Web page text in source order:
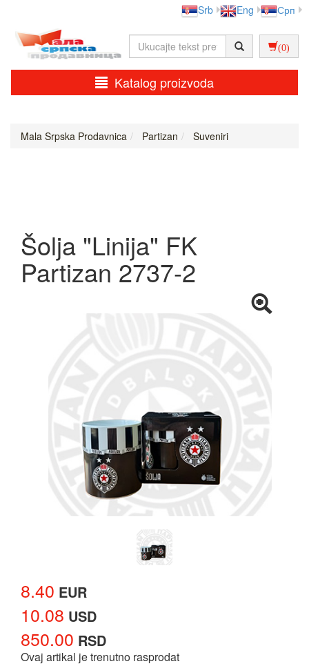
Srb Eng Срп
(0)
Katalog proizvoda
Mala Srpska Prodavnica Partizan Suveniri
Šolja "Linija" FK
Partizan 2737-2
8.40 EUR
10.08 USD
850.00 RSD
Ovaj artikal je trenutno rasprodat